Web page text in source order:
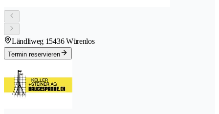
Ländliweg 15436 Würenlos
Termin reservieren